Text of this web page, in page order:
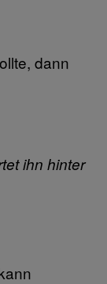
dann
ihn hinter